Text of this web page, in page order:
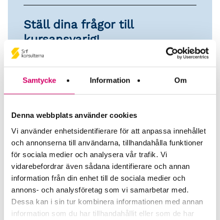
Samtycke Information Om
Denna webbplats använder cookies
Vi använder enhetsidentifierare för att anpassa innehållet
och annonserna till användarna, tillhandahålla funktioner
för sociala medier och analysera vår trafik. Vi
vidarebefordrar även sådana identifierare och annan
information från din enhet till de sociala medier och
annons- och analysföretag som vi samarbetar med.
Dessa kan i sin tur kombinera informationen med annan
information som du har tillhandahållit eller som de har
Löneberäkning enligt föräldraledighetslagen och
avtal
utbetalningar
Genomgående hantering av känslig information
(GDPR)
Använda Excel för bevakning och uppföljning
Ingår i kursen Lönehantering 3
Kursdokumentation. Kaffe och lunch ingår för
deltagare i kurslokal.
Påbyggnadskurser
Pensioner och försäkringar
Ställ dina frågor till
kursansvarig!
Anna Stodolska
Utbildningskoordinator